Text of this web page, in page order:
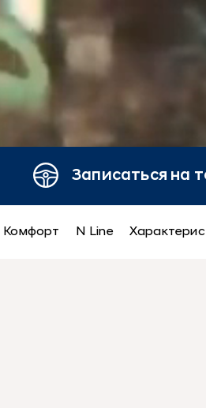
Записаться на
Комфорт N Line